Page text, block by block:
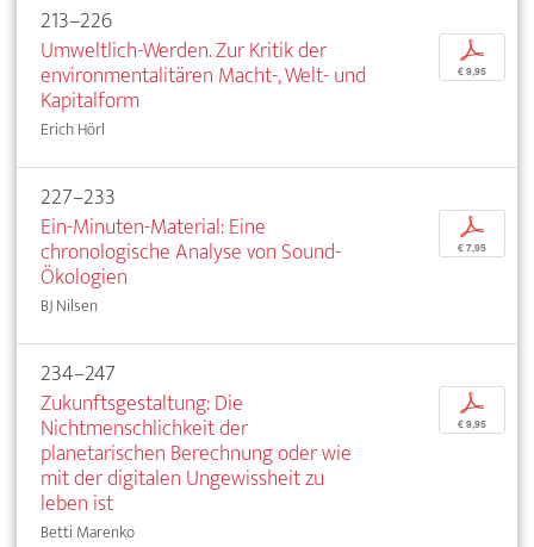
213–226
Umweltlich-Werden. Zur Kritik der
environmentalitären Macht-, Welt- und
Kapitalform
Erich Hörl
p
€ 9,95
227–233
Ein-Minuten-Material: Eine
chronologische Analyse von Sound-
Ökologien
BJ Nilsen
p
€ 7,95
234–247
Zukunftsgestaltung: Die
Nichtmenschlichkeit der
planetarischen Berechnung oder wie
mit der digitalen Ungewissheit zu
leben ist
Betti Marenko
p
€ 9,95